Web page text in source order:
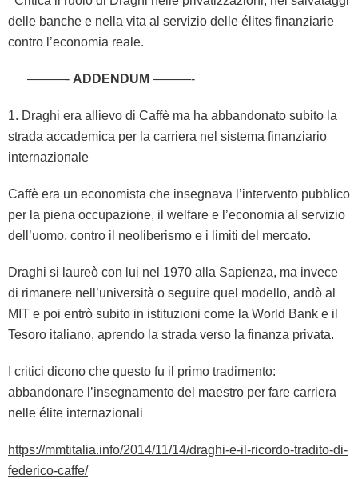
delle banche e nella vita al servizio delle élites finanziarie
contro l’economia reale.
———- ADDENDUM ———-
1. Draghi era allievo di Caffè ma ha abbandonato subito la
strada accademica per la carriera nel sistema finanziario
internazionale
Caffè era un economista che insegnava l’intervento pubblico
per la piena occupazione, il welfare e l’economia al servizio
dell’uomo, contro il neoliberismo e i limiti del mercato.
Draghi si laureò con lui nel 1970 alla Sapienza, ma invece
di rimanere nell’università o seguire quel modello, andò al
MIT e poi entrò subito in istituzioni come la World Bank e il
Tesoro italiano, aprendo la strada verso la finanza privata.
I critici dicono che questo fu il primo tradimento:
abbandonare l’insegnamento del maestro per fare carriera
nelle élite internazionali
https://mmtitalia.info/2014/11/14/draghi-e-il-ricordo-tradito-di-
federico-caffe/